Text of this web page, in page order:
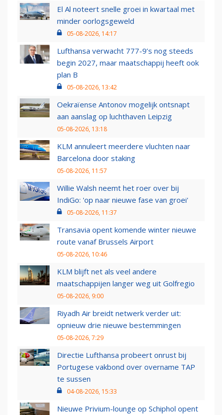
El Al noteert snelle groei in kwartaal met
minder oorlogsgeweld
05-08-2026, 14:17
Lufthansa verwacht 777-9’s nog steeds
begin 2027, maar maatschappij heeft ook
plan B
05-08-2026, 13:42
Oekraïense Antonov mogelijk ontsnapt
aan aanslag op luchthaven Leipzig
05-08-2026, 13:18
KLM annuleert meerdere vluchten naar
Barcelona door staking
05-08-2026, 11:57
Willie Walsh neemt het roer over bij
IndiGo: 'op naar nieuwe fase van groei'
05-08-2026, 11:37
Transavia opent komende winter nieuwe
route vanaf Brussels Airport
05-08-2026, 10:46
KLM blijft net als veel andere
maatschappijen langer weg uit Golfregio
05-08-2026, 9:00
Riyadh Air breidt netwerk verder uit:
opnieuw drie nieuwe bestemmingen
05-08-2026, 7:29
Directie Lufthansa probeert onrust bij
Portugese vakbond over overname TAP
te sussen
04-08-2026, 15:33
Nieuwe Privium-lounge op Schiphol opent